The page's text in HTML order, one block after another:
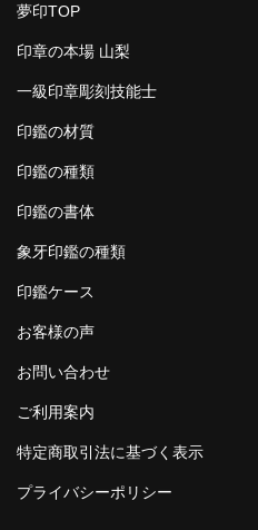
夢印TOP
印章の本場 山梨
一級印章彫刻技能士
印鑑の材質
印鑑の種類
印鑑の書体
象牙印鑑の種類
印鑑ケース
お客様の声
お問い合わせ
ご利用案内
特定商取引法に基づく表示
プライバシーポリシー